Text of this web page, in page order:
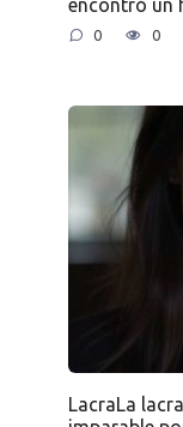
encontró un
0 0
LacraLa